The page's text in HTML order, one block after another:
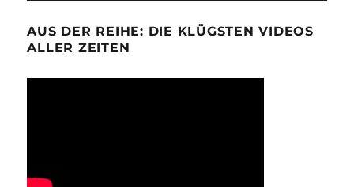
AUS DER REIHE: DIE KLÜGSTEN VIDEOS
ALLER ZEITEN